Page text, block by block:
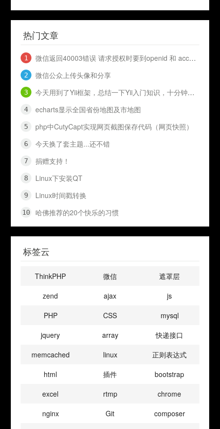
热门文章
微信返回40003错误 请求授权时要到openid 和 access_token
微信公众上传头像和分享
今天用到了Yii框架，总结一下Yii入门知识，十分钟入门Yii
echarts显示全国省份地图及市地图
php中CutyCapt实现网页截图保存代码（网页快照）
今天换了套主题...还不错
捐赠支持！
Linux下安装QT
Linux时间戳转换
哈佛推荐的20个快乐的习惯
标签云
ThinkPHP 微信
遮罩层
zend
ajax
js
PHP
CSS
mysql
jquery
array
快递接口
memcached
linux
正则表达式
html
插件
bootstrap
excel
rtmp
chrome
nginx
Git
composer